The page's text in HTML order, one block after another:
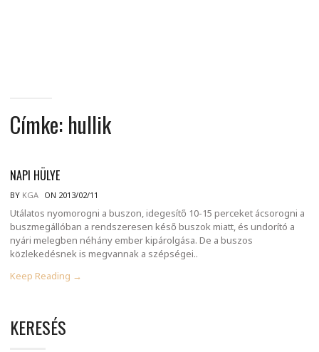
Címke: hullik
NAPI HÜLYE
BY KGA ON 2013/02/11
Utálatos nyomorogni a buszon, idegesítő 10-15 perceket ácsorogni a
buszmegállóban a rendszeresen késő buszok miatt, és undorító a
nyári melegben néhány ember kipárolgása. De a buszos
közlekedésnek is megvannak a szépségei..
Keep Reading →
KERESÉS